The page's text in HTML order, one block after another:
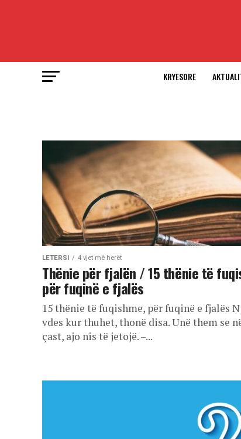
KRYESORE
LETERSI 4 vjet më herët
Thënie për fjalën / 15 thënie të
për fuqinë e fjalës
15 thënie të fuqishme, për fuqinë e fjalës
vdes kur thuhet, thonë disa. Unë them se
çast, ajo nis të jetojë. –...